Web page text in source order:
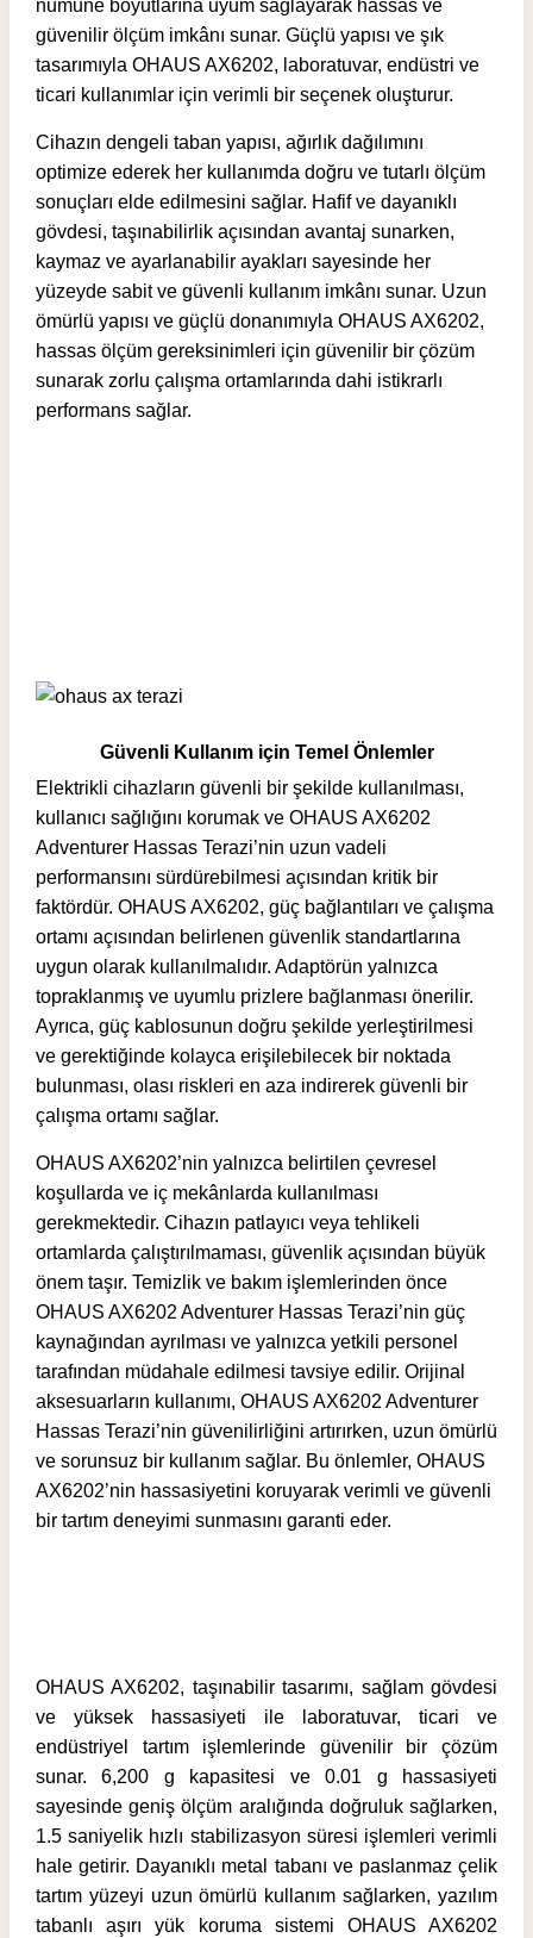
numune boyutlarına uyum sağlayarak hassas ve
güvenilir ölçüm imkânı sunar. Güçlü yapısı ve şık
tasarımıyla OHAUS AX6202, laboratuvar, endüstri ve
ticari kullanımlar için verimli bir seçenek oluşturur.
Cihazın dengeli taban yapısı, ağırlık dağılımını
optimize ederek her kullanımda doğru ve tutarlı ölçüm
sonuçları elde edilmesini sağlar. Hafif ve dayanıklı
gövdesi, taşınabilirlik açısından avantaj sunarken,
kaymaz ve ayarlanabilir ayakları sayesinde her
yüzeyde sabit ve güvenli kullanım imkânı sunar. Uzun
ömürlü yapısı ve güçlü donanımıyla OHAUS AX6202,
hassas ölçüm gereksinimleri için güvenilir bir çözüm
sunarak zorlu çalışma ortamlarında dahi istikrarlı
performans sağlar.
Güvenli Kullanım için Temel Önlemler
Elektrikli cihazların güvenli bir şekilde kullanılması,
kullanıcı sağlığını korumak ve OHAUS AX6202
Adventurer Hassas Terazi’nin uzun vadeli
performansını sürdürebilmesi açısından kritik bir
faktördür. OHAUS AX6202, güç bağlantıları ve çalışma
ortamı açısından belirlenen güvenlik standartlarına
uygun olarak kullanılmalıdır. Adaptörün yalnızca
topraklanmış ve uyumlu prizlere bağlanması önerilir.
Ayrıca, güç kablosunun doğru şekilde yerleştirilmesi
ve gerektiğinde kolayca erişilebilecek bir noktada
bulunması, olası riskleri en aza indirerek güvenli bir
çalışma ortamı sağlar.
OHAUS AX6202’nin yalnızca belirtilen çevresel
koşullarda ve iç mekânlarda kullanılması
gerekmektedir. Cihazın patlayıcı veya tehlikeli
ortamlarda çalıştırılmaması, güvenlik açısından büyük
önem taşır. Temizlik ve bakım işlemlerinden önce
OHAUS AX6202 Adventurer Hassas Terazi’nin güç
kaynağından ayrılması ve yalnızca yetkili personel
tarafından müdahale edilmesi tavsiye edilir. Orijinal
aksesuarların kullanımı, OHAUS AX6202 Adventurer
Hassas Terazi’nin güvenilirliğini artırırken, uzun ömürlü
ve sorunsuz bir kullanım sağlar. Bu önlemler, OHAUS
AX6202’nin hassasiyetini koruyarak verimli ve güvenli
bir tartım deneyimi sunmasını garanti eder.
OHAUS AX6202, taşınabilir tasarımı, sağlam gövdesi
ve yüksek hassasiyeti ile laboratuvar, ticari ve
endüstriyel tartım işlemlerinde güvenilir bir çözüm
sunar. 6,200 g kapasitesi ve 0.01 g hassasiyeti
sayesinde geniş ölçüm aralığında doğruluk sağlarken,
1.5 saniyelik hızlı stabilizasyon süresi işlemleri verimli
hale getirir. Dayanıklı metal tabanı ve paslanmaz çelik
tartım yüzeyi uzun ömürlü kullanım sağlarken, yazılım
tabanlı aşırı yük koruma sistemi OHAUS AX6202